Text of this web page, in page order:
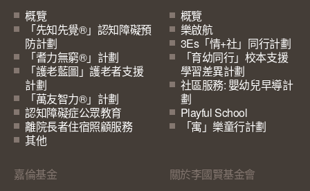
概覽
「先知先覺®」認知障礙預
防計劃
「耆力無窮®」計劃
「護老藍圖」護老者支援
計劃
「萬友智力®」計劃
認知障礙症公眾教育
離院長者住宿照顧服務
其他
概覽
樂啟航
3Es「情+社」同行計劃
「育幼同行」校本支援
學習差異計劃
社區服務: 嬰幼兒早導計
劃
Playful School
「寓」樂童行計劃
嘉倫基金 關於李國賢基金會